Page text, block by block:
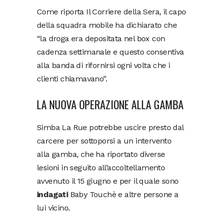
Come riporta Il Corriere della Sera, il capo
della squadra mobile ha dichiarato che
“la droga era depositata nel box con
cadenza settimanale e questo consentiva
alla banda di rifornirsi ogni volta che i
clienti chiamavano”.
LA NUOVA OPERAZIONE ALLA GAMBA
Simba La Rue potrebbe uscire presto dal
carcere per sottoporsi a un intervento
alla gamba, che ha riportato diverse
lesioni in seguito all’accoltellamento
avvenuto il 15 giugno e per il quale sono
indagatiBaby Touchè e altre persone a
lui vicino.